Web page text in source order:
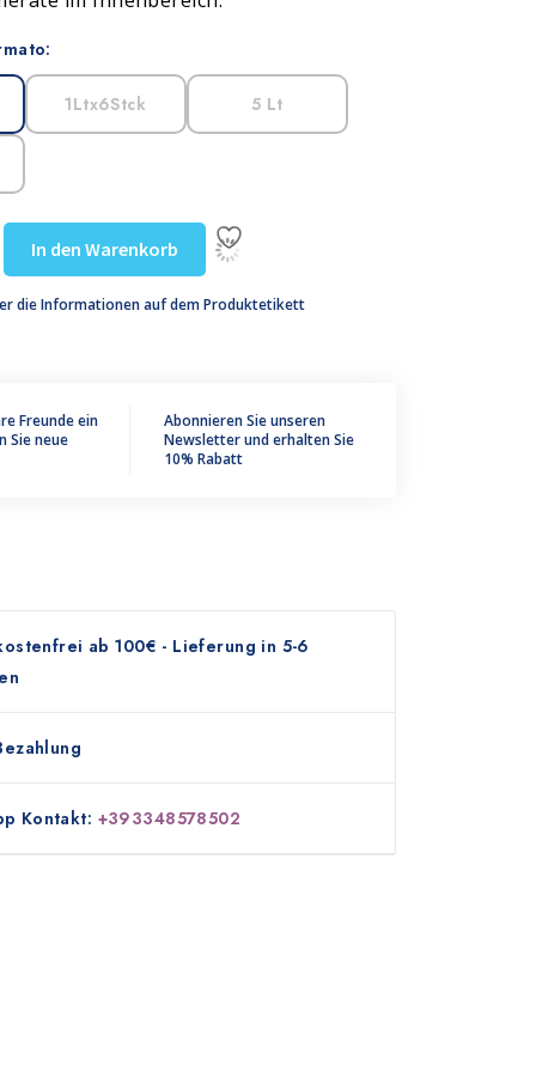
1Ltx6Stck 5 Lt
In den Warenkorb
die Informationen auf dem Produktetikett
Freunde ein
Sie neue
Abonnieren Sie unseren
Newsletter und erhalten Sie
10% Rabatt
ab 100€ - Lieferung in 5-6
Kontakt: +393348578502